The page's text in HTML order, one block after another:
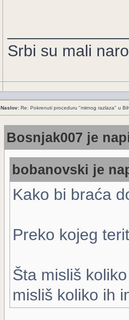
Srbi su mali
Naslov: Re: Pokrenuti proceduru "mirnog razlaza" u
Bosnjak007 je
bobanovski je
Kako bi braća
Preko kojeg
Šta misliš
misliš koliko ih